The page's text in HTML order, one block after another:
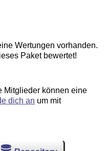
Wertungen vorhanden.
Paket bewertet!
Mitglieder können eine
dich an um mit